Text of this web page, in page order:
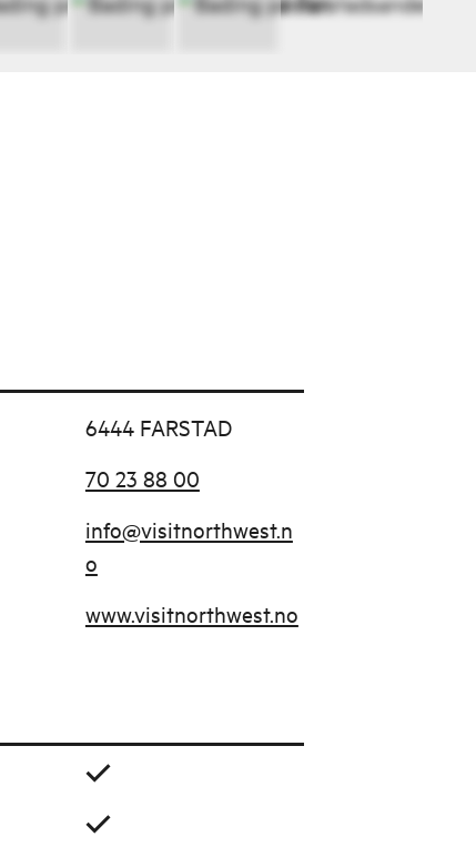
6444 FARSTAD
70 23 88 00
info@visitnorthwest.n
o
www.visitnorthwest.no